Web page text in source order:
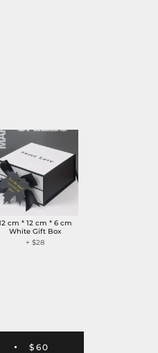
cm * 12 cm * 6 cm
White Gift Box
+ $28
$60